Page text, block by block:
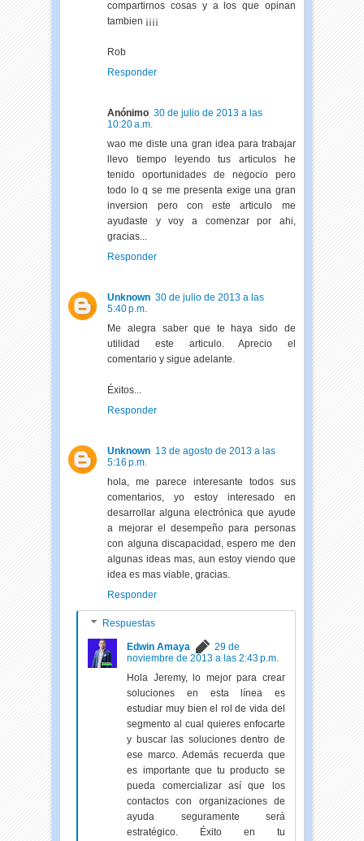
compartirnos cosas y a los que opinan
tambien ¡¡¡¡
Rob
Responder
Anónimo 30 de julio de 2013 a las
10:20 a.m.
wao me diste una gran idea para trabajar
llevo tiempo leyendo tus articulos he
tenido oportunidades de negocio pero
todo lo q se me presenta exige una gran
inversion pero con este articulo me
ayudaste y voy a comenzar por ahi,
gracias...
Responder
Unknown 30 de julio de 2013 a las
5:40 p.m.
Me alegra saber que te haya sido de
utilidad este articulo. Aprecio el
comentario y sigue adelante.
Éxitos...
Responder
Unknown 13 de agosto de 2013 a las
5:16 p.m.
hola, me parece interesante todos sus
comentarios, yo estoy interesado en
desarrollar alguna electrónica que ayude
a mejorar el desempeño para personas
con alguna discapacidad, espero me den
algunas ideas mas, aun estoy viendo que
idea es mas viable, gracias.
Responder
Respuestas
Edwin Amaya
29 de
noviembre de 2013 a las 2:43 p.m.
Hola Jeremy, lo mejor para crear
soluciones en esta línea es
estudiar muy bien el rol de vida del
segmento al cual quieres enfocarte
y buscar las soluciones dentro de
ese marco. Además recuerda que
es importante que tu producto se
pueda comercializar así que los
contactos con organizaciones de
ayuda seguramente será
estratégico. Éxito en tu